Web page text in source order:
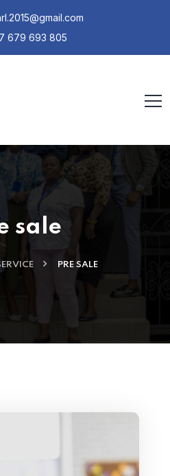
679 693 805
sale
PRE SALE